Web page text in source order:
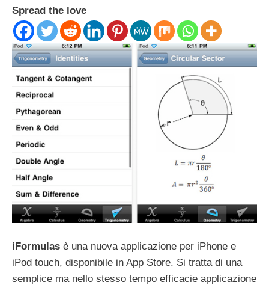
Spread the love
iFormulas è una nuova applicazione per iPhone e
iPod touch, disponibile in App Store. Si tratta di una
semplice ma nello stesso tempo efficacie applicazione